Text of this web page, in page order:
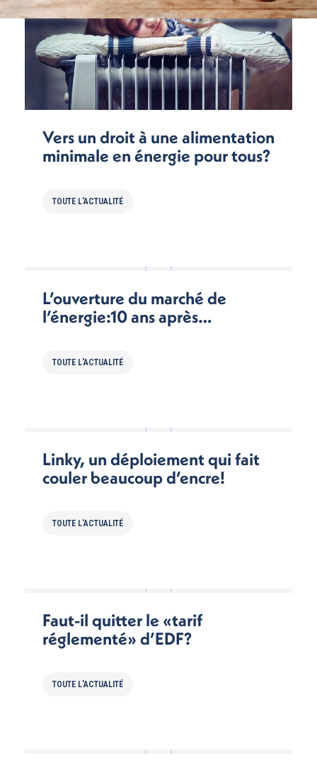
Vers un droit à une alimentation
minimale en énergie pour tous?
TOUTE L'ACTUALITÉ
L’ouverture du marché de
l’énergie:10 ans après…
TOUTE L'ACTUALITÉ
Linky, un déploiement qui fait
couler beaucoup d’encre!
TOUTE L'ACTUALITÉ
Faut-il quitter le «tarif
réglementé» d’EDF?
TOUTE L'ACTUALITÉ